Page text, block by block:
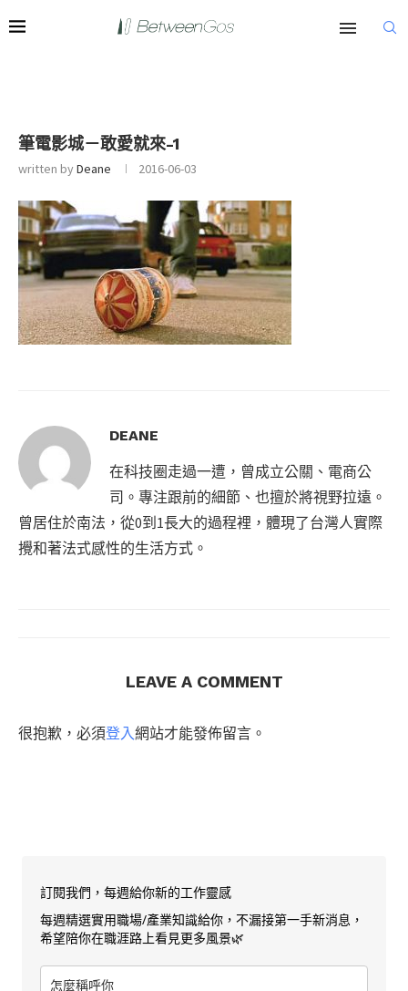
筆電影城－敢愛就來-1
written byDeane 2016-06-03
DEANE
在科技圈走過一遭，曾成立公關、電商公
司。專注跟前的細節、也擅於將視野拉遠。
曾居住於南法，從0到1長大的過程裡，體現了台灣人實際
攪和著法式感性的生活方式。
LEAVE A COMMENT
很抱歉，必須登入網站才能發佈留言。
訂閱我們，每週給你新的工作靈感
每週精選實用職場/產業知識給你，不漏接第一手新消息，
希望陪你在職涯路上看見更多風景🌿